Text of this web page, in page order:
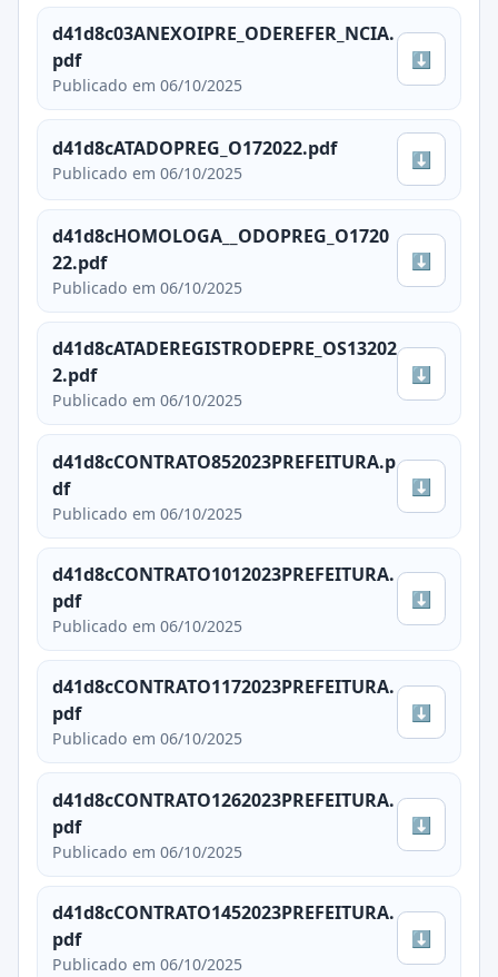
d41d8c03ANEXOIPRE_ODEREFER_NCIA.
pdf
Publicado em 06/10/2025
⬇
d41d8cATADOPREG_O172022.pdf
Publicado em 06/10/2025
⬇
d41d8cHOMOLOGA__ODOPREG_O1720
22.pdf
Publicado em 06/10/2025
⬇
d41d8cATADEREGISTRODEPRE_OS13202
2.pdf
Publicado em 06/10/2025
⬇
d41d8cCONTRATO852023PREFEITURA.p
df
Publicado em 06/10/2025
⬇
d41d8cCONTRATO1012023PREFEITURA.
pdf
Publicado em 06/10/2025
⬇
d41d8cCONTRATO1172023PREFEITURA.
pdf
Publicado em 06/10/2025
⬇
d41d8cCONTRATO1262023PREFEITURA.
pdf
Publicado em 06/10/2025
⬇
d41d8cCONTRATO1452023PREFEITURA.
pdf
Publicado em 06/10/2025
⬇